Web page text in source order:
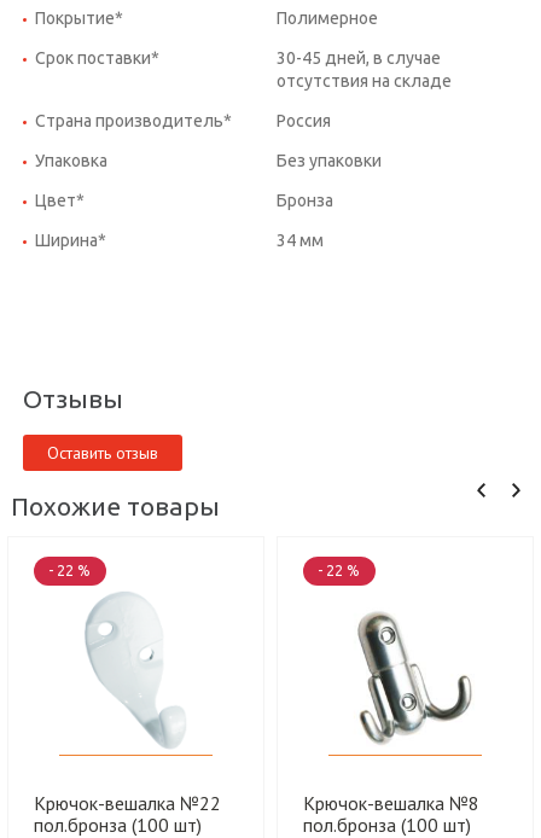
Покрытие* Полимерное
Срок поставки*
30-45 дней, в случае
отсутствия на складе
Страна производитель* Россия
Упаковка Без упаковки
Цвет* Бронза
Ширина* 34 мм
Отзывы
Оставить отзыв
Похожие товары
- 22 %
Крючок-вешалка №22
пол.бронза (100 шт)
- 22 %
Крючок-вешалка №8
пол.бронза (100 шт)